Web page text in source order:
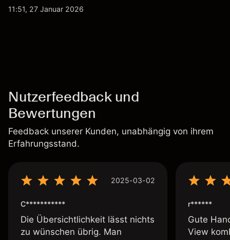
werden von Unternehmensergebnissen,
11:51, 27 Januar 2026
Nutzerfeedback und
Bewertungen
Feedback unserer Kunden, unabhängig von ihrem
Erfahrungsstand.
2025-03-02
C***********
Die Übersichtlichkeit lässt nichts
zu wünschen übrig. Man
r******
Gute
View